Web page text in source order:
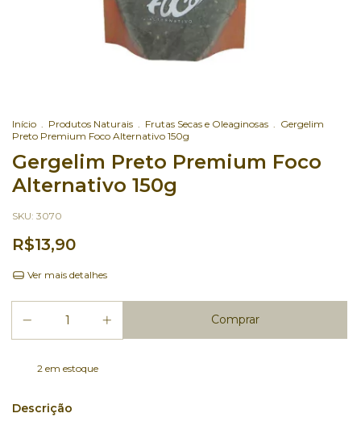
Início . Produtos Naturais . Frutas Secas e Oleaginosas . Gergelim
Preto Premium Foco Alternativo 150g
Gergelim Preto Premium Foco
Alternativo 150g
SKU: 3070
R$13,90
Ver mais detalhes
2em estoque
Descrição